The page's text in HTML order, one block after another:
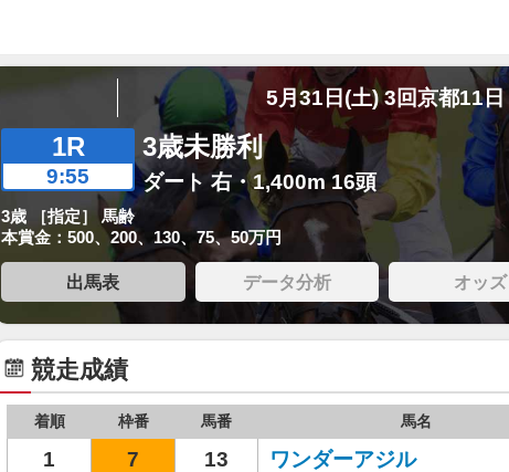
5月31日(土) 3回京都11日
1R
9:55
3歳未勝利
ダート 右・1,400m 16頭
3歳 ［指定］ 馬齢
本賞金：500、200、130、75、50万円
出馬表 データ分析 オッズ
競走成績
着順 枠番 馬番 馬名
1 7 13 ワンダーアジル